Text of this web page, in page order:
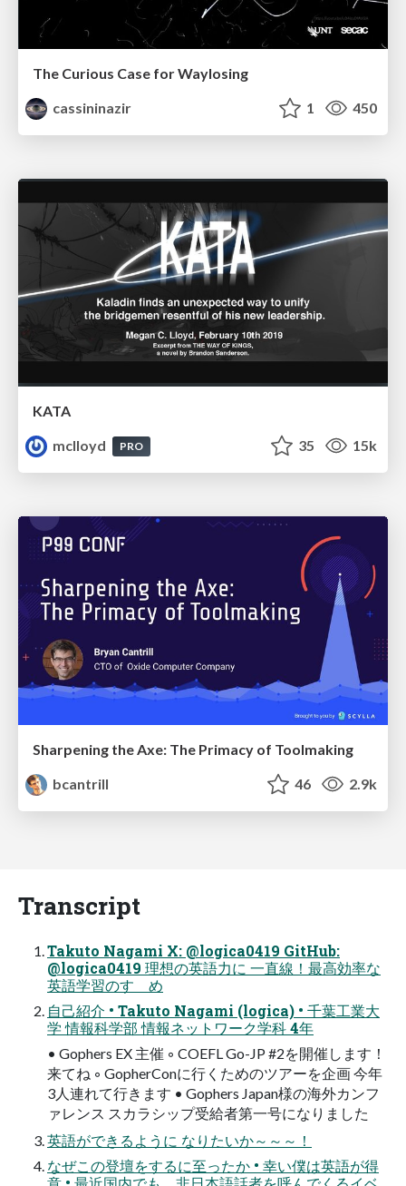
The Curious Case for Waylosing
cassininazir
1 450
KATA
mclloyd
PRO 35 15k
Sharpening the Axe: The Primacy of Toolmaking
bcantrill
46 2.9k
Transcript
Takuto Nagami X: @logica0419 GitHub:
@logica0419 理想の英語力に 一直線！最高効率な
英語学習のすゝめ
自己紹介 • Takuto Nagami (logica) • 千葉工業大
学 情報科学部 情報ネットワーク学科 4年
• Gophers EX 主催 ◦ COEFL Go-JP #2を開催します！
来てね ◦ GopherConに行くためのツアーを企画 今年
3人連れて行きます • Gophers Japan様の海外カンフ
ァレンス スカラシップ受給者第一号になりました
英語ができるように なりたいか～～～！
なぜこの登壇をするに至ったか • 幸い僕は英語が得